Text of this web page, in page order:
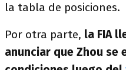
la tabla de posiciones.
Por otra parte, la FIA
anunciar que Zhou se